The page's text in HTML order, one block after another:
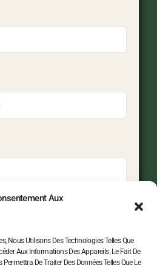
Aux
Nous Utilisons Des Technologies Telles Que
Aux Informations Des Appareils. Le Fait De
De Traiter Des Données Telles Que Le